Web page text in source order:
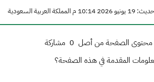
م المملكة العربية السعودية
محتوى الصفحة من أصل 0 مشاركة
المقدمة في هذه الصفحة؟